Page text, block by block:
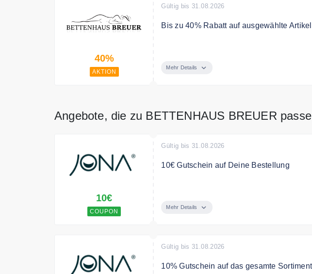
40%
AKTION
Gültig bis 31.08.2026
Bis zu 40% Rabatt auf ausgewählte Artikel
Mehr Details
Angebote, die zu BETTENHAUS BREUER
10€
COUPON
Gültig bis 31.08.2026
10€ Gutschein auf Deine Bestellung
Mehr Details
Gültig bis 31.08.2026
10% Gutschein auf das gesamte